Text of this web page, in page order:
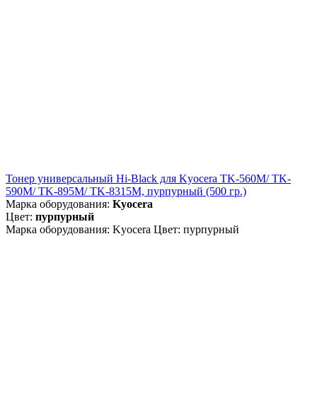
Тонер универсальный Hi-Black для Kyocera TK-560M/ TK-
590M/ TK-895M/ TK-8315M, пурпурный (500 гр.)
Марка оборудования: Kyocera
Цвет: пурпурный
Марка оборудования: Kyocera Цвет: пурпурный